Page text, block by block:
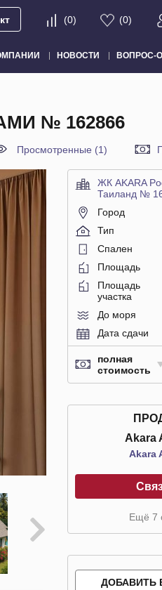
(0) (0)
НОВОСТИ ВОПРОС-
№ 162866
Просмотренные (1)
ЖК AKARA
Таиланд №
Город
Тип
Спален
Площадь
Площадь
участка
До моря
Дата сдачи
полная
стоимость
Akara
Akara
Ещё 7
ДОБАВИТЬ